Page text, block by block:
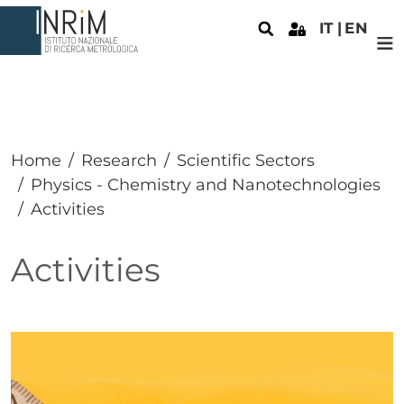
Skip to main content
IT EN
Home Research
Scientific Sectors
Physics - Chemistry and Nanotechnologies
Activities
Activities